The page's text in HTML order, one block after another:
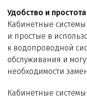
Удобство и
Кабинетные
и простые в
к водопроводной
обслуживания и
необходимости
Кабинетные